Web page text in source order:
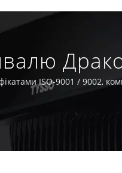
9001 /
ISO-9001 / 9002,
ID та POS.